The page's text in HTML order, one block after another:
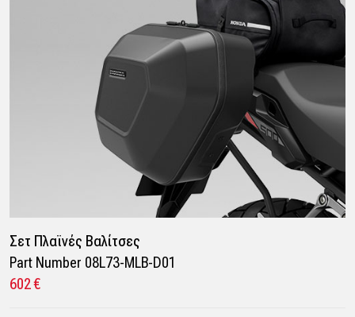
Σετ Πλαϊνές Βαλίτσες
Part Number 08L73-MLB-D01
602 €